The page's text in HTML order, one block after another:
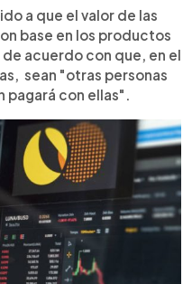
a que el valor de las
base en los productos
acuerdo con que, en el
sean "otras personas
con ellas".